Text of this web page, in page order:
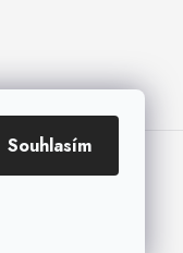
Souhlasím